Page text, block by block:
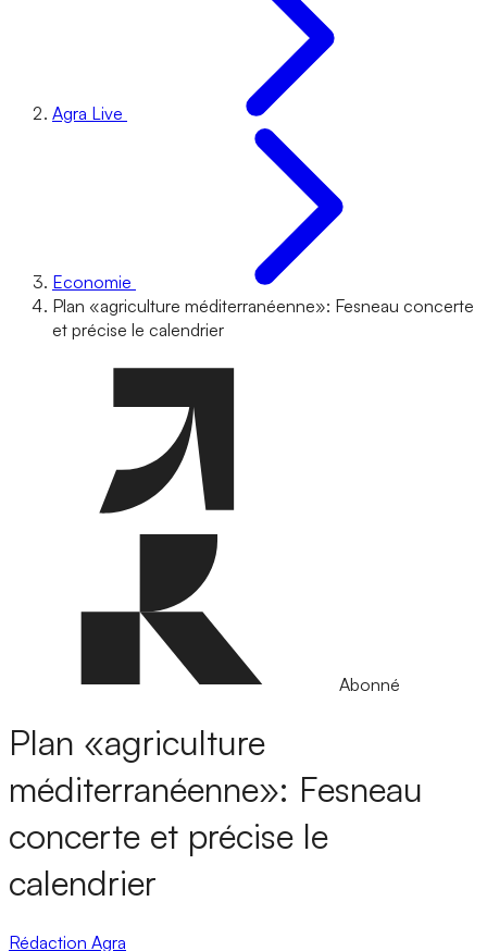
Agra Live
Economie
Plan «agriculture méditerranéenne»: Fesneau concerte
et précise le calendrier
Abonné
Plan «agriculture
méditerranéenne»: Fesneau
concerte et précise le
calendrier
Rédaction Agra